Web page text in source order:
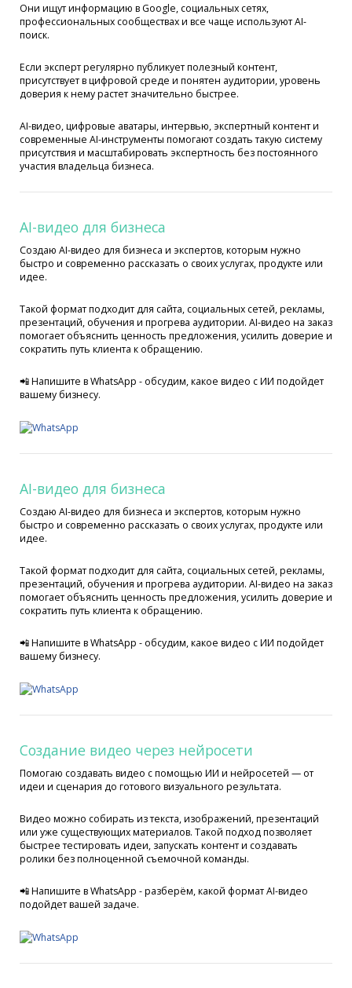
Они ищут информацию в Google, социальных сетях,
профессиональных сообществах и все чаще используют AI-
поиск.
Если эксперт регулярно публикует полезный контент,
присутствует в цифровой среде и понятен аудитории, уровень
доверия к нему растет значительно быстрее.
AI-видео, цифровые аватары, интервью, экспертный контент и
современные AI-инструменты помогают создать такую систему
присутствия и масштабировать экспертность без постоянного
участия владельца бизнеса.
AI-видео для бизнеса
Создаю AI-видео для бизнеса и экспертов, которым нужно
быстро и современно рассказать о своих услугах, продукте или
идее.
Такой формат подходит для сайта, социальных сетей, рекламы,
презентаций, обучения и прогрева аудитории. AI-видео на заказ
помогает объяснить ценность предложения, усилить доверие и
сократить путь клиента к обращению.
📲 Напишите в WhatsApp - обсудим, какое видео с ИИ подойдет
вашему бизнесу.
AI-видео для бизнеса
Создаю AI-видео для бизнеса и экспертов, которым нужно
быстро и современно рассказать о своих услугах, продукте или
идее.
Такой формат подходит для сайта, социальных сетей, рекламы,
презентаций, обучения и прогрева аудитории. AI-видео на заказ
помогает объяснить ценность предложения, усилить доверие и
сократить путь клиента к обращению.
📲 Напишите в WhatsApp - обсудим, какое видео с ИИ подойдет
вашему бизнесу.
Создание видео через нейросети
Помогаю создавать видео с помощью ИИ и нейросетей — от
идеи и сценария до готового визуального результата.
Видео можно собирать из текста, изображений, презентаций
или уже существующих материалов. Такой подход позволяет
быстрее тестировать идеи, запускать контент и создавать
ролики без полноценной съемочной команды.
📲 Напишите в WhatsApp - разберём, какой формат AI-видео
подойдет вашей задаче.